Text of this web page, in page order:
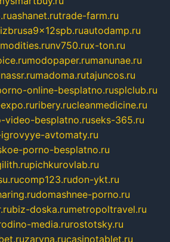
ashanet.rutrade-farm.ru
autodamp.ru
nv750.rux-ton.ru
modopaper.rumanunae.ru
madoma.rutajuncos.ru
online-besplatno.rusplclub.ru
ribery.rucleanmedicine.ru
video-besplatno.ruseks-365.ru
avtomaty.ru
porno-besplatno.ru
pichkurovlab.ru
comp123.rudon-ykt.ru
domashnee-porno.ru
biz-doska.rumetropoltravel.ru
media.rurostotsky.ru
zaryna.rucasinotablet.ru